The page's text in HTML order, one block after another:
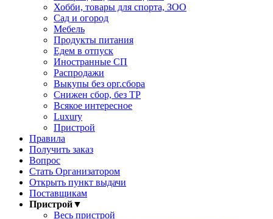
Хобби, товары для спорта, ЗОО
Сад и огород
Мебель
Продукты питания
Едем в отпуск
Иностранные СП
Распродажи
Выкупы без орг.сбора
Снижен сбор, без ТР
Всякое интересное
Luxury
Пристрой
Правила
Получить заказ
Вопрос
Стать Организатором
Открыть пункт выдачи
Поставщикам
Пристрой▼
Весь пристрой